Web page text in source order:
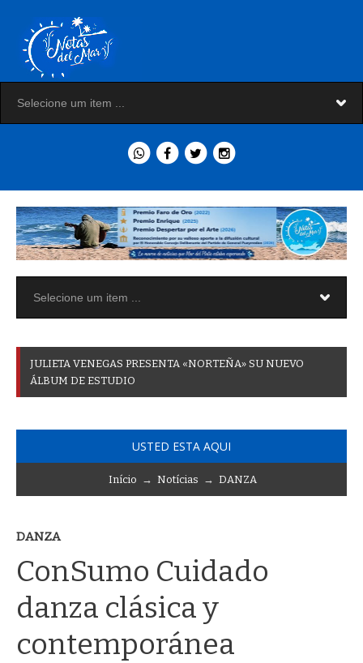
JULIETA VENEGAS PRESENTA «NORTEÑA» SU NUEVO
ÁLBUM DE ESTUDIO
USTED ESTA AQUI
Início → Notícias → DANZA
DANZA
ConSumo Cuidado
danza clásica y
contemporánea